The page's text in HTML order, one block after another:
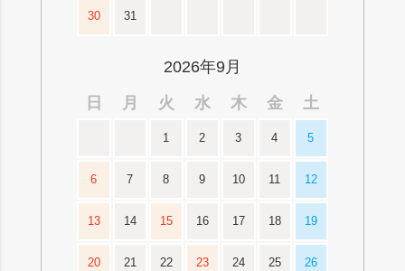
30 31
2026年9月
日
月 火 水 木 金 土
1 2 3 4 5
6 7 8 9 10 11 12
13 14 15 16 17 18 19
20 21 22 23 24 25 26